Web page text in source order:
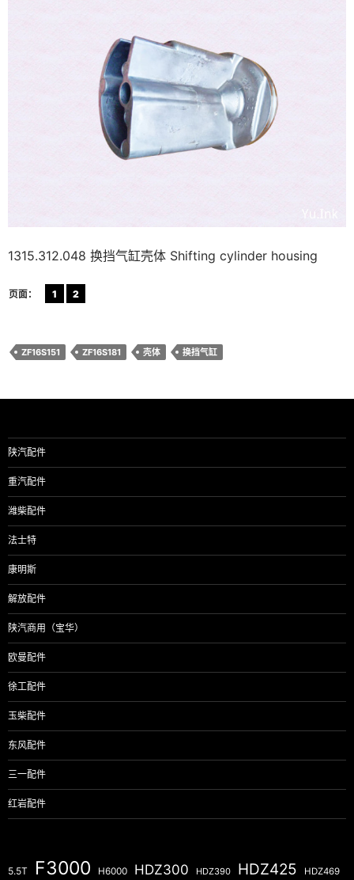
1315.312.048 换挡气缸壳体 Shifting cylinder housing
页面： 1 2
ZF16S151 ZF16S181 壳体 换挡气缸
陕汽配件
重汽配件
潍柴配件
法士特
康明斯
解放配件
陕汽商用（宝华）
欧曼配件
徐工配件
玉柴配件
东风配件
三一配件
红岩配件
5.5T F3000 H6000 HDZ300 HDZ390 HDZ425 HDZ469